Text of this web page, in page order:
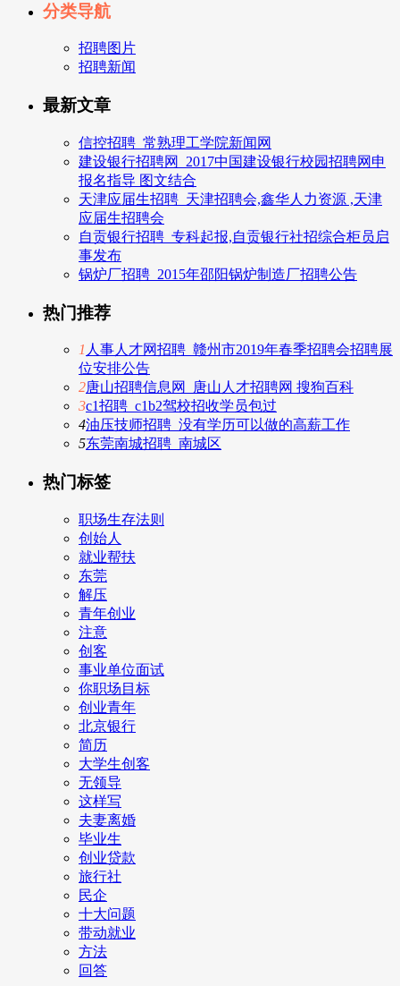
分类导航
招聘图片
招聘新闻
最新文章
信控招聘_常熟理工学院新闻网
建设银行招聘网_2017中国建设银行校园招聘网申
报名指导 图文结合
天津应届生招聘_天津招聘会,鑫华人力资源 ,天津
应届生招聘会
自贡银行招聘_专科起报,自贡银行社招综合柜员启
事发布
锅炉厂招聘_2015年邵阳锅炉制造厂招聘公告
热门推荐
1 人事人才网招聘_赣州市2019年春季招聘会招聘展
位安排公告
2唐山招聘信息网_唐山人才招聘网 搜狗百科
3c1招聘_c1b2驾校招收学员包过
4油压技师招聘_没有学历可以做的高薪工作
5东莞南城招聘_南城区
热门标签
职场生存法则
创始人
就业帮扶
东莞
解压
青年创业
注意
创客
事业单位面试
你职场目标
创业青年
北京银行
简历
大学生创客
无领导
这样写
夫妻离婚
毕业生
创业贷款
旅行社
民企
十大问题
带动就业
方法
回答